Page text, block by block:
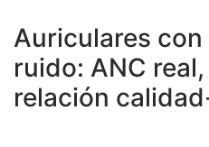
Auriculares
ruido: ANC
relación